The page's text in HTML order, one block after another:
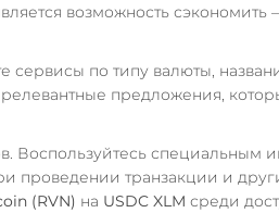
возможность сэкономить
сервисы по типу валюты,
релевантные предложения,
Воспользуйтесь специальным
проведении транзакции и
(RVN) на USDC XLM среди